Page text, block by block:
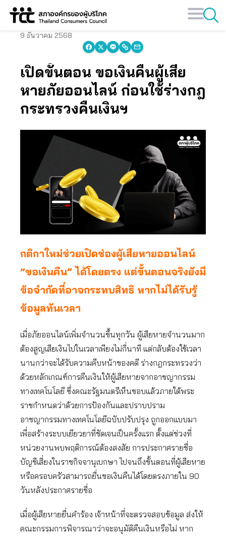
Skip
content
9 ธันวาคม 2568
เปิดขั้นตอน ขอเงินคืนผู้เสีย
หายภัยออนไลน์ ก่อนใช้ร่างกฎ
กระทรวงคืนเงินฯ
กติกาใหม่ช่วยเปิดช่องผู้เสียหายออนไลน์
“ขอเงินคืน” ได้โดยตรง แต่ขั้นตอนจริงยังมี
ข้อจำกัดที่อาจกระทบสิทธิ หากไม่ได้รับรู้
ข้อมูลทันเวลา
เมื่อภัยออนไลน์เพิ่มจำนวนขึ้นทุกวัน ผู้เสียหายจำนวนมาก
ต้องสูญเสียเงินไปในเวลาเพียงไม่กี่นาที แต่กลับต้องใช้เวลา
นานกว่าจะได้รับความคืบหน้าของคดี ร่างกฎกระทรวงว่า
ด้วยหลักเกณฑ์การคืนเงินให้ผู้เสียหายจากอาชญากรรม
ทางเทคโนโลยี ซึ่งคณะรัฐมนตรีเห็นชอบแล้วภายใต้พระ
ราชกำหนดว่าด้วยการป้องกันและปราบปราม
อาชญากรรมทางเทคโนโลยีฉบับปรับปรุง ถูกออกแบบมา
เพื่อสร้างระบบเยียวยาที่ชัดเจนเป็นครั้งแรก ตั้งแต่ช่วงที่
หน่วยงานพบพฤติการณ์ต้องสงสัย การประกาศรายชื่อ
บัญชีเสี่ยงในราชกิจจานุเบกษา ไปจนถึงขั้นตอนที่ผู้เสียหาย
หรือครอบครัวสามารถยื่นขอเงินคืนได้โดยตรงภายใน 90
วันหลังประกาศรายชื่อ
เมื่อผู้เสียหายยื่นคำร้อง เจ้าหน้าที่จะตรวจสอบข้อมูล ส่งให้
คณะกรรมการพิจารณาว่าจะอนุมัติคืนเงินหรือไม่ หาก